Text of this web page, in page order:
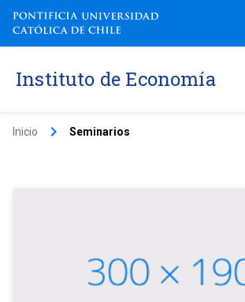
Instituto de Economía
Inicio keyboard_arrow_right Seminarios